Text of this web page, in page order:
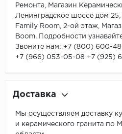
Ремонта, Магазин
Ленинградское шоссе дом
Family Room, 2-ой этаж,
Boom. Подробности
Звоните нам: +7 (800) 600-
+7 (966) 053-05-08 +7 (925)
Доставка
Мы осуществляем доставку
и керамического гранита по